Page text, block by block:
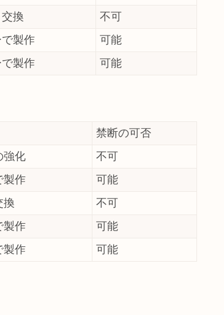
換
不可
製作
可能
製作 可能
禁断の可否
強化
不可
製作
可能
換
不可
製作
可能
製作 可能